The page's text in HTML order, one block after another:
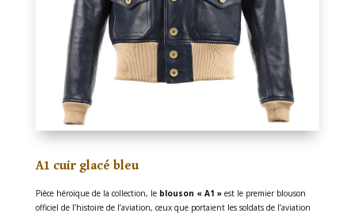
A1 cuir glacé bleu
Pièce héroïque de la collection, le blouson « A1 »est le premier blouson
officiel de l’histoire de l’aviation, ceux que portaient les soldats de l’aviation